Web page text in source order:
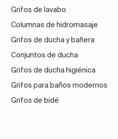
Grifos de lavabo
Columnas de hidromasaje
Grifos de ducha y bañera
Conjuntos de ducha
Grifos de ducha higiénica
Grifos para baños modernos
Grifos de bidé